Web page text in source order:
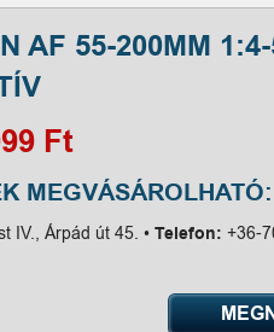
AF 55-200MM
Ft
MEGVÁSÁROLHATÓ:
IV., Árpád út 45. •Telefon:+36-